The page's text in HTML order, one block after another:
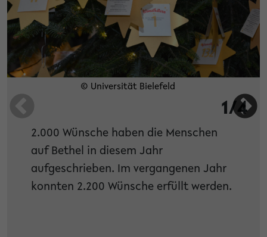
© Universität Bielefeld
1/4
2.000 Wünsche haben die Menschen
auf Bethel in diesem Jahr
aufgeschrieben. Im vergangenen Jahr
konnten 2.200 Wünsche erfüllt werden.